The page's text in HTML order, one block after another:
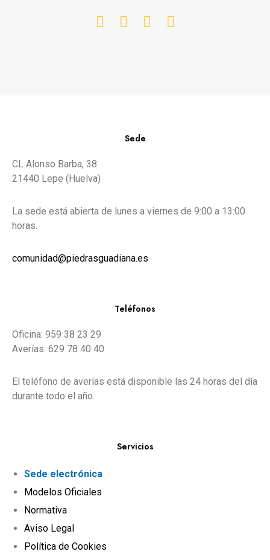
Sede
CL Alonso Barba, 38
21440 Lepe (Huelva)
La sede está abierta de lunes a viernes de 9:00 a 13:00
horas.
comunidad@piedrasguadiana.es
Teléfonos
Oficina: 959 38 23 29
Averías: 629 78 40 40
El teléfono de averías está disponible las 24 horas del día
durante todo el año.
Servicios
Sede electrónica
Modelos Oficiales
Normativa
Aviso Legal
Política de Cookies